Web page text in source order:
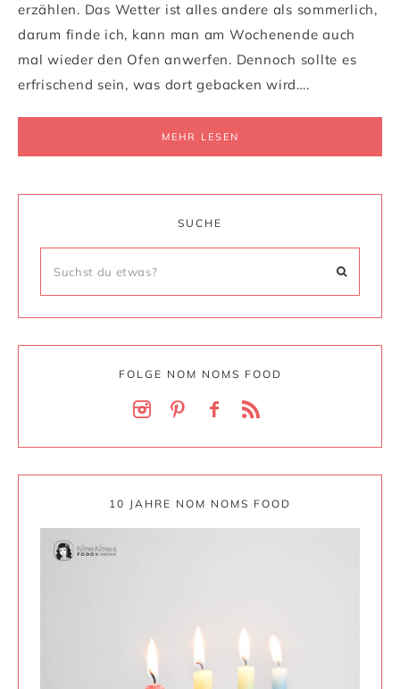
erzählen. Das Wetter ist alles andere als sommerlich,
darum finde ich, kann man am Wochenende auch
mal wieder den Ofen anwerfen. Dennoch sollte es
erfrischend sein, was dort gebacken wird….
MEHR LESEN
SUCHE
FOLGE NOM NOMS FOOD
10 JAHRE NOM NOMS FOOD